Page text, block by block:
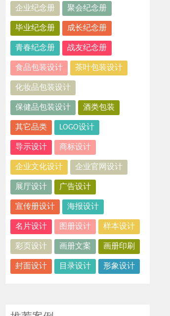
企业纪念册 聚会纪念册
毕业纪念册 成长纪念册
青春纪念册 战友纪念册
食品包装设计 茶叶包装设计
化妆品包装设计
保健品包装设计 酒类包装
其它品类 LOGO设计
导示设计 商标设计
企业文化设计 企业官网设计
展厅设计 广告设计
宣传册设计 海报设计
名片设计 图册设计 样本设计
彩页设计 画册文案 画册印刷
封面设计 目录设计 形象设计